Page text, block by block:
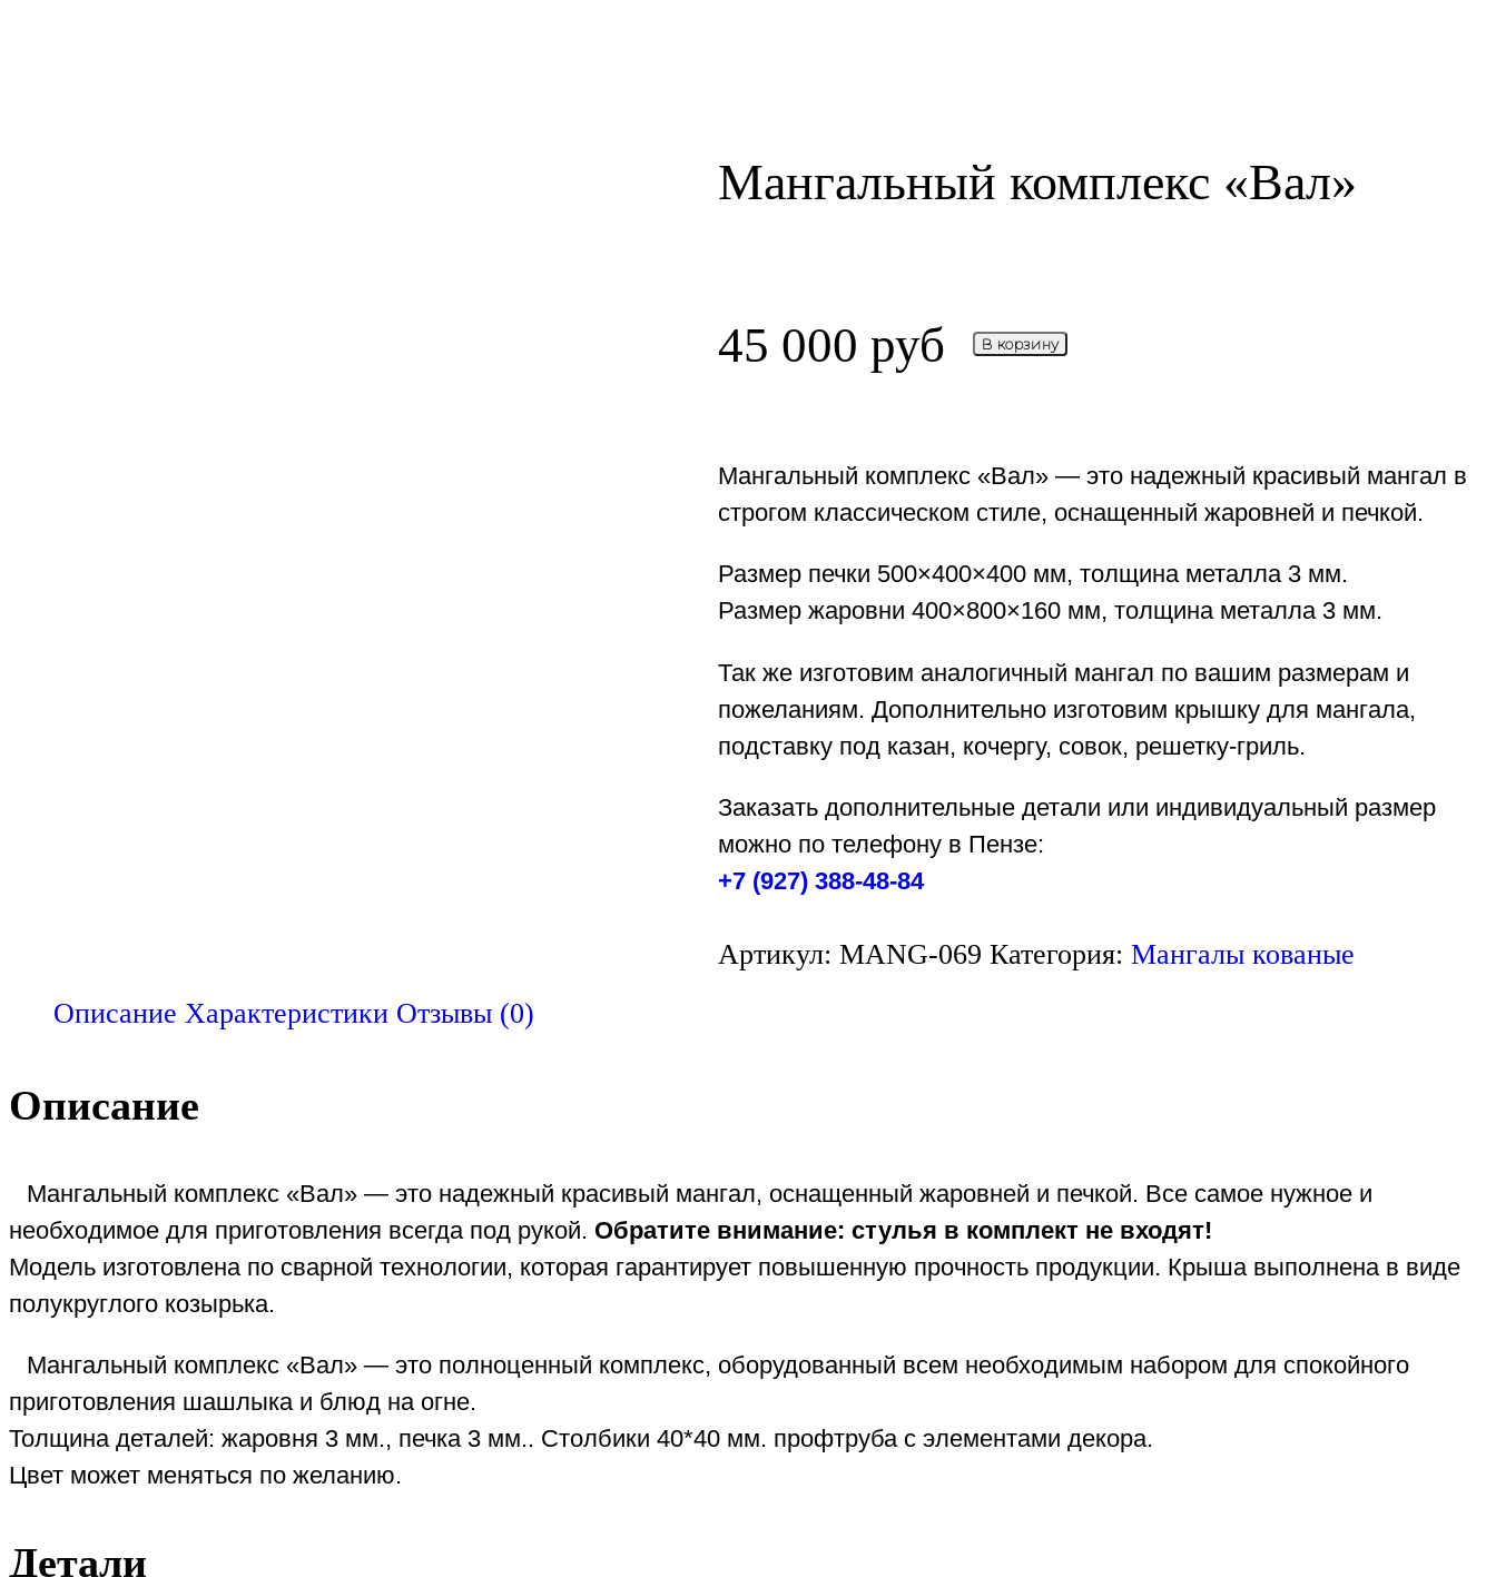
Мангальный комплекс «Вал»
45 000 руб В корзину
Мангальный комплекс «Вал» — это надежный красивый мангал в
строгом классическом стиле, оснащенный жаровней и печкой.
Размер печки 500×400×400 мм, толщина металла 3 мм.
Размер жаровни 400×800×160 мм, толщина металла 3 мм.
Так же изготовим аналогичный мангал по вашим размерам и
пожеланиям. Дополнительно изготовим крышку для мангала,
подставку под казан, кочергу, совок, решетку-гриль.
Заказать дополнительные детали или индивидуальный размер
можно по телефону в Пензе:
+7 (927) 388-48-84
Артикул:MANG-069 Категория:Мангалы кованые
Описание Характеристики Отзывы (0)
Описание
Мангальный комплекс «Вал» — это надежный красивый мангал, оснащенный жаровней и печкой. Все самое нужное и
необходимое для приготовления всегда под рукой. Обратите внимание: стулья в комплект не входят!
Модель изготовлена по сварной технологии, которая гарантирует повышенную прочность продукции. Крыша выполнена в виде
полукруглого козырька.
Мангальный комплекс «Вал» — это полноценный комплекс, оборудованный всем необходимым набором для спокойного
приготовления шашлыка и блюд на огне.
Толщина деталей: жаровня 3 мм., печка 3 мм.. Столбики 40*40 мм. профтруба с элементами декора.
Цвет может меняться по желанию.
Детали